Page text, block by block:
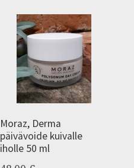
Moraz, Derma
päivävoide kuivalle
iholle 50 ml